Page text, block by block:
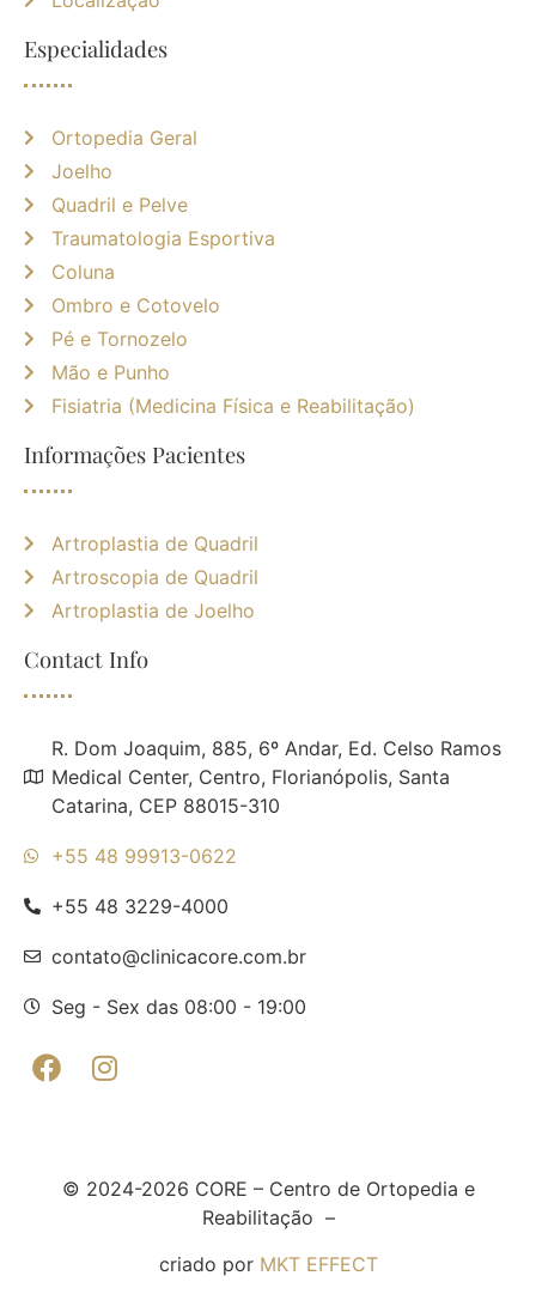
Especialidades
Ortopedia Geral
Joelho
Quadril e Pelve
Traumatologia Esportiva
Coluna
Ombro e Cotovelo
Pé e Tornozelo
Mão e Punho
Fisiatria (Medicina Física e Reabilitação)
Informações Pacientes
Artroplastia de Quadril
Artroscopia de Quadril
Artroplastia de Joelho
Contact Info
R. Dom Joaquim, 885, 6º Andar, Ed. Celso Ramos
Medical Center, Centro, Florianópolis, Santa
Catarina, CEP 88015-310
+55 48 99913-0622
+55 48 3229-4000
contato@clinicacore.com.br
Seg - Sex das 08:00 - 19:00
© 2024-2026 CORE – Centro de Ortopedia e
Reabilitação –
criado por MKT EFFECT